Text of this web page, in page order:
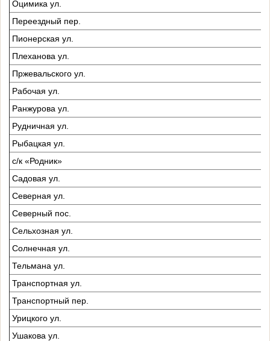
Оцимика ул.
Переездный пер.
Пионерская ул.
Плеханова ул.
Пржевальского ул.
Рабочая ул.
Ранжурова ул.
Рудничная ул.
Рыбацкая ул.
с/к «Родник»
Садовая ул.
Северная ул.
Северный пос.
Сельхозная ул.
Солнечная ул.
Тельмана ул.
Транспортная ул.
Транспортный пер.
Урицкого ул.
Ушакова ул.